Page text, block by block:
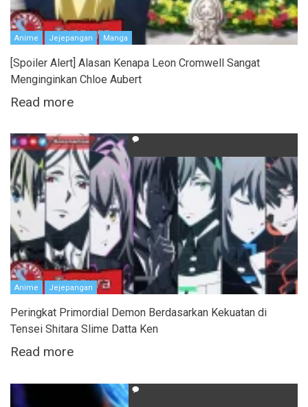
Anime Jejepangan Manga
[Spoiler Alert] Alasan Kenapa Leon Cromwell Sangat
Menginginkan Chloe Aubert
Read more
Anime Jejepangan
Peringkat Primordial Demon Berdasarkan Kekuatan di
Tensei Shitara Slime Datta Ken
Read more